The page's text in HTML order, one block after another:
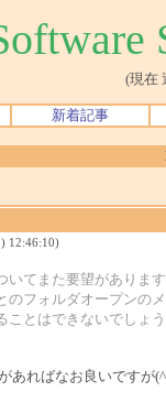
(現在
新着記事
12:46:10)
いてまた要望がありま
のフォルダオープンの
ことはできないでしょ
あればなお良いですが